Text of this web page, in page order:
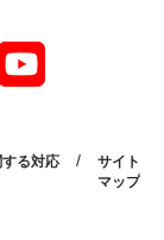
る対応 /
サイト
マップ